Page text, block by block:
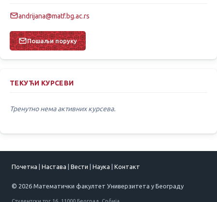
andrijana@matf.bg.ac.rs
Пошаљи поруку
ТЕКУЋИ КУРСЕВИ
Тренутно нема активних курсева.
Почетна Настава Вести Наука Контакт
© 2026 Математички факултет Универзитета у Београду